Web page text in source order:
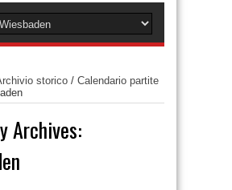
storico / Calendario partite
Archives: